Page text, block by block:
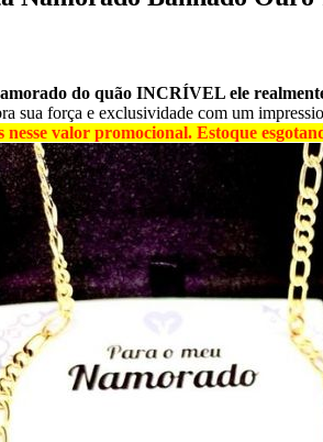
do quão INCRÍVEL ele
sua força e exclusividade com um
nesse valor promocional. Estoque